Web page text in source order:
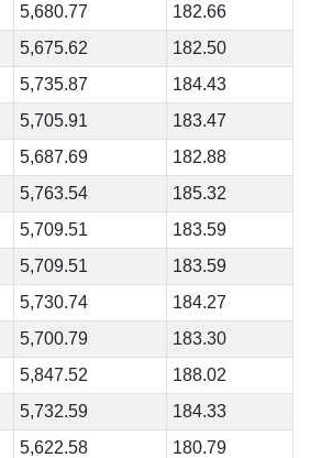
5,680.77
182.66
5,675.62
182.50
5,735.87
184.43
5,705.91
183.47
5,687.69
182.88
5,763.54
185.32
5,709.51
183.59
5,709.51
183.59
5,730.74
184.27
5,700.79
183.30
5,847.52
188.02
5,732.59
184.33
5,622.58
180.79